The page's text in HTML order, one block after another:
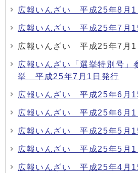
広報いんざい 平成25年8月
広報いんざい 平成25年7月
広報いんざい 平成25年7月
広報いんざい「選挙特別号」
挙 平成25年7月1日発行
広報いんざい 平成25年6月
広報いんざい 平成25年6月
広報いんざい 平成25年5月
広報いんざい 平成25年5月
広報いんざい 平成25年4月